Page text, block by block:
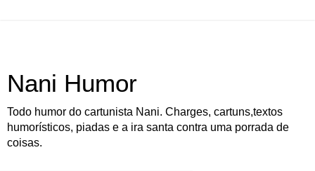
Nani Humor
Todo humor do cartunista Nani. Charges, cartuns,textos
humorísticos, piadas e a ira santa contra uma porrada de
coisas.